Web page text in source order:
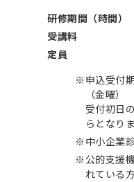
研修期間（時間）
受講料
定員
※ 申込受付
（金曜）
受付初日
らとなりま
※ 中小企業
※ 公的支援
れている